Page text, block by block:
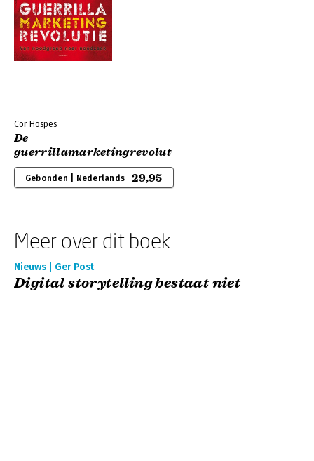
Cor Hospes
De
guerrillamarketingrevolutie
Gebonden | Nederlands 29,95
Meer over dit boek
Nieuws | Ger Post
Digital storytelling bestaat niet